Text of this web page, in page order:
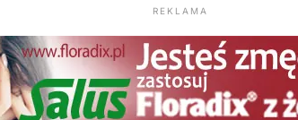
REKLAMA